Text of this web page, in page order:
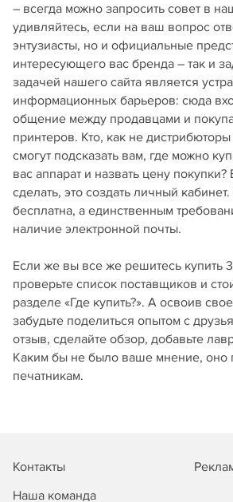
– всегда можно запросить совет в
удивляйтесь, если на ваш вопрос
энтузиасты, но и официальные
интересующего вас бренда – так и
задачей нашего сайта является
информационных барьеров: сюда
общение между продавцами и
принтеров. Кто, как не
смогут подсказать вам, где можно
вас аппарат и назвать цену
сделать, это создать личный
бесплатна, а единственным
наличие электронной почты.
Если же вы все же решитесь купить
проверьте список поставщиков и
разделе «Где купить?». А освоив
забудьте поделиться опытом с
отзыв, сделайте обзор, добавьте
Каким бы не было ваше мнение, оно
печатникам.
Контакты
Наша команда